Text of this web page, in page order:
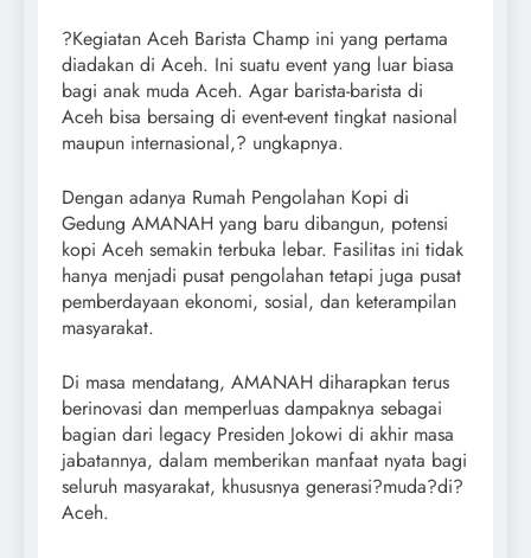
?Kegiatan Aceh Barista Champ ini yang pertama
diadakan di Aceh. Ini suatu event yang luar biasa
bagi anak muda Aceh. Agar barista-barista di
Aceh bisa bersaing di event-event tingkat nasional
maupun internasional,? ungkapnya.
Dengan adanya Rumah Pengolahan Kopi di
Gedung AMANAH yang baru dibangun, potensi
kopi Aceh semakin terbuka lebar. Fasilitas ini tidak
hanya menjadi pusat pengolahan tetapi juga pusat
pemberdayaan ekonomi, sosial, dan keterampilan
masyarakat.
Di masa mendatang, AMANAH diharapkan terus
berinovasi dan memperluas dampaknya sebagai
bagian dari legacy Presiden Jokowi di akhir masa
jabatannya, dalam memberikan manfaat nyata bagi
seluruh masyarakat, khususnya generasi?muda?di?
Aceh.